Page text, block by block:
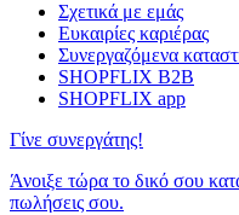
Σχετικά με εμάς
Ευκαιρίες καριέρας
Συνεργαζόμενα
SHOPFLIX B2B
SHOPFLIX app
Γίνε συνεργάτης!
Άνοιξε τώρα το δικό σου
πωλήσεις σου.